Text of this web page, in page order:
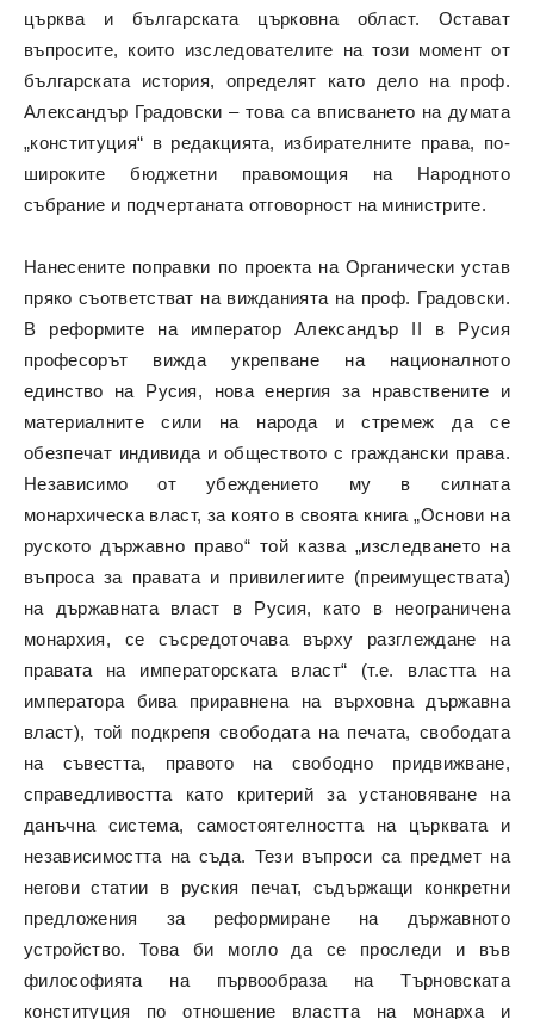
църква и българската църковна област. Остават
въпросите, които изследователите на този момент от
българската история, определят като дело на проф.
Александър Градовски – това са вписването на думата
„конституция“ в редакцията, избирателните права, по-
широките бюджетни правомощия на Народното
събрание и подчертаната отговорност на министрите.
Нанесените поправки по проекта на Органически устав
пряко съответстват на вижданията на проф. Градовски.
В реформите на император Александър II в Русия
професорът вижда укрепване на националното
единство на Русия, нова енергия за нравствените и
материалните сили на народа и стремеж да се
обезпечат индивида и обществото с граждански права.
Независимо от убеждението му в силната
монархическа власт, за която в своята книга „Основи на
руското държавно право“ той казва „изследването на
въпроса за правата и привилегиите (преимуществата)
на държавната власт в Русия, като в неограничена
монархия, се съсредоточава върху разглеждане на
правата на императорската власт“ (т.е. властта на
императора бива приравнена на върховна държавна
власт), той подкрепя свободата на печата, свободата
на съвестта, правото на свободно придвижване,
справедливостта като критерий за установяване на
данъчна система, самостоятелността на църквата и
независимостта на съда. Тези въпроси са предмет на
негови статии в руския печат, съдържащи конкретни
предложения за реформиране на държавното
устройство. Това би могло да се проследи и във
философията на първообраза на Търновската
конституция по отношение властта на монарха и